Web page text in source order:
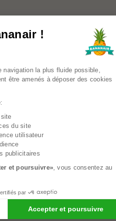
!
du
la plus fluide possible,
être amenés à déposer des cookies
du site
utilisateur
et poursuivre» , vous consentez au
par
Accepter et poursuivre
consent